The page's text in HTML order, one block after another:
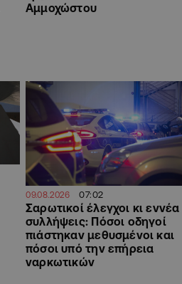
Αμμοχώστου
09.08.2026 07:02
Σαρωτικοί έλεγχοι κι εννέα
συλλήψεις: Πόσοι οδηγοί
πιάστηκαν μεθυσμένοι και
πόσοι υπό την επήρεια
ναρκωτικών